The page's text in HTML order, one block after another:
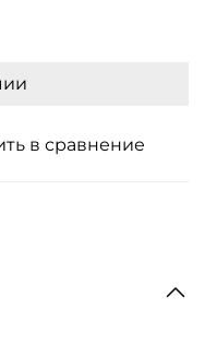
в сравнение